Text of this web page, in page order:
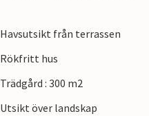
Promenera genom den
en av de många
linbanan upp till Monte
besök Picassomuseet,
gränderna i den
Havsutsikt från terrassen
Rökfritt hus
Trädgård : 300 m2
Utsikt över landskap